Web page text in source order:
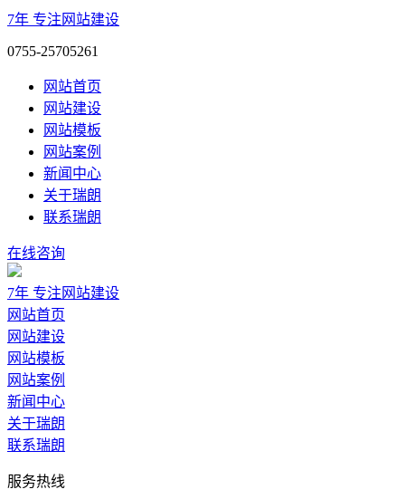
7年 专注网站建设
0755-25705261
网站首页
网站建设
网站模板
网站案例
新闻中心
关于瑞朗
联系瑞朗
在线咨询
7年 专注网站建设
网站首页
网站建设
网站模板
网站案例
新闻中心
关于瑞朗
联系瑞朗
服务热线